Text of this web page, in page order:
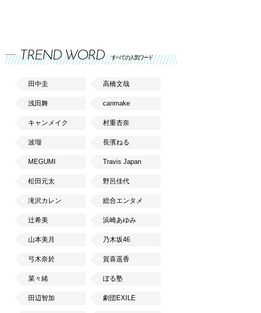
TREND WORD すべての人気ワード
田中圭 高橋文哉
浅田舞 canmake
キャンメイク 村重杏奈
波瑠 長濱ねる
MEGUMI Travis Japan
松田元太 野呂佳代
滝沢カレン 総合エンタメ
辻希美 浜崎あゆみ
山本美月 乃木坂46
弓木奈於 賀喜遥香
菜々緒 ぼる塾
田辺智加 劇団EXILE